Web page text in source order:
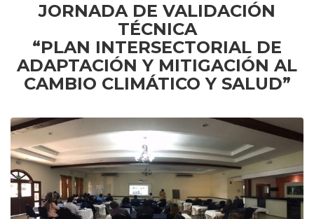
JORNADA DE VALIDACIÓN
TÉCNICA
“PLAN INTERSECTORIAL DE
ADAPTACIÓN Y MITIGACIÓN AL
CAMBIO CLIMÁTICO Y SALUD”